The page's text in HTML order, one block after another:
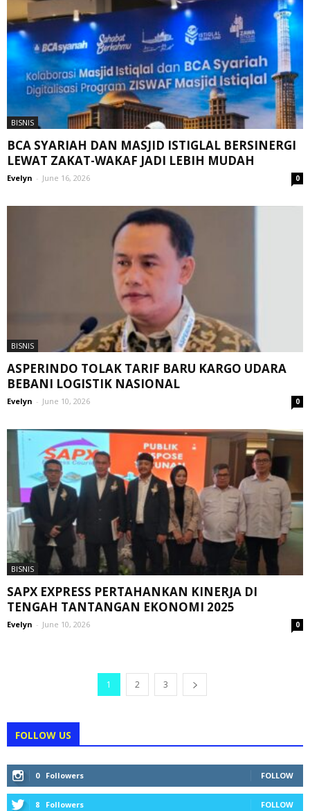
BISNIS
BCA SYARIAH DAN MASJID ISTIGLAL BERSINERGI
LEWAT ZAKAT-WAKAF JADI LEBIH MUDAH
Evelyn - June 16, 2026 0
BISNIS
ASPERINDO TOLAK TARIF BARU KARGO UDARA
BEBANI LOGISTIK NASIONAL
Evelyn - June 10, 2026 0
BISNIS
SAPX EXPRESS PERTAHANKAN KINERJA DI
TENGAH TANTANGAN EKONOMI 2025
Evelyn - June 10, 2026 0
1 2 3
FOLLOW US
0 Followers FOLLOW
8 Followers FOLLOW